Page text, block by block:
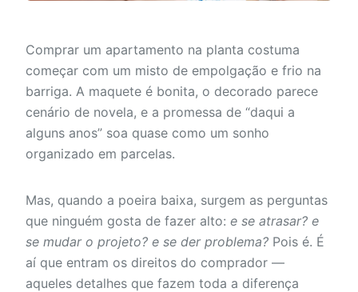
Comprar um apartamento na planta costuma
começar com um misto de empolgação e frio na
barriga. A maquete é bonita, o decorado parece
cenário de novela, e a promessa de “daqui a
alguns anos” soa quase como um sonho
organizado em parcelas.
Mas, quando a poeira baixa, surgem as perguntas
que ninguém gosta de fazer alto: e se atrasar? e
se mudar o projeto? e se der problema? Pois é. É
aí que entram os direitos do comprador —
aqueles detalhes que fazem toda a diferença